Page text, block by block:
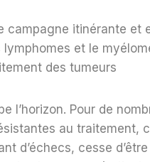
campagne itinérante et
et le
des tumeurs
l’horizon. Pour de
au traitement,
d’échecs, cesse